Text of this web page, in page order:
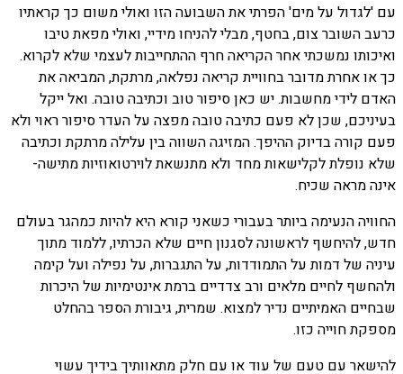
עם 'לגדול על מים' הפרתי את השבועה הזו ואולי משום כך קראתיו
כרעב השובר צום, בחטף, מבלי להניחו מידיי, ואולי מפאת טיבו
ואיכותו נמשכתי אחר הקריאה חרף ההתחייבות לעצמי שלא לקרוא.
כך או אחרת מדובר בחוויית קריאה נפלאה, מרתקת, המביאה את
האדם לידי מחשבות. יש כאן סיפור טוב וכתיבה טובה. ואל ייקל
בעיניכם, שכן לא פעם כתיבה טובה מפצה על העדר סיפור ראוי ולא
פעם קורה בדיוק ההיפך. המזיגה השווה בין עלילה מרתקת וכתיבה
שלא נופלת לקלישאות מחד ולא מתנשאת לוירטואוזיות מתישה-
אינה מראה שכיח.
החוויה הנעימה ביותר בעבורי כשאני קורא היא להיות כמהגר בעולם
חדש, להיחשף לראשונה לסגנון חיים שלא הכרתיו, ללמוד מתוך
עיניה של דמות על התמודדות, על התגברות, על נפילה ועל קימה
ולהחשף לחיים מלאים ורב צדדיים ברמת אינטימיות של היכרות
שבחיים האמיתיים נדיר למצוא. שמרית, גיבורת הספר בהחלט
מספקת חוייה כזו.
להישאר עם טעם של עוד או עם חלק מתאוותיך בידיך עשוי